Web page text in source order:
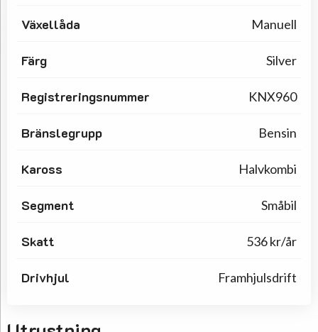
Växellåda Manuell
Färg Silver
Registreringsnummer KNX960
Bränslegrupp Bensin
Kaross Halvkombi
Segment Småbil
Skatt 536 kr/år
Drivhjul Framhjulsdrift